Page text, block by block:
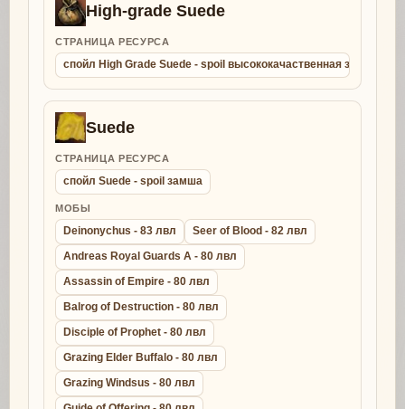
High-grade Suede
СТРАНИЦА РЕСУРСА
спойл High Grade Suede - spoil высококачаственная замша
Suede
СТРАНИЦА РЕСУРСА
спойл Suede - spoil замша
МОБЫ
Deinonychus - 83 лвл
Seer of Blood - 82 лвл
Andreas Royal Guards A - 80 лвл
Assassin of Empire - 80 лвл
Balrog of Destruction - 80 лвл
Disciple of Prophet - 80 лвл
Grazing Elder Buffalo - 80 лвл
Grazing Windsus - 80 лвл